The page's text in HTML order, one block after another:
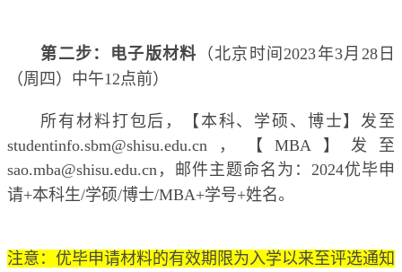
第二步：电子版材料 （北京时间 2023年3月 28日
（周四）中午12点前）
所有材料打包后，【本科、学硕、博士】发至
studentinfo.sbm@shisu.edu.cn ，【 MBA 】发至
sao.mba@shisu.edu.cn ，邮件主题命名为： 2024优毕申
请+本科生/学硕/博士/MBA+学号+姓名。
注意：优毕申请材料的有效期限为入学以来至评选通知